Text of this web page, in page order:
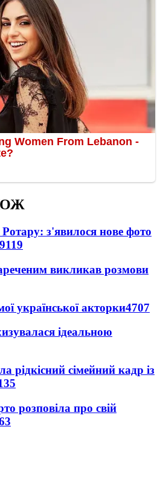
з'явилося нове фото
викликав розмови
української акторки4707
ідеальною
рідкісний сімейний кадр із
розповіла про свій